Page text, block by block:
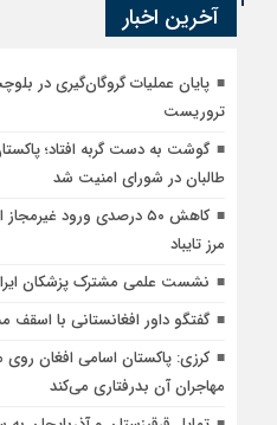
آخرین اخبار
تروریست
گوشت به دست گربه افتاد؛
طالبان در شورای امنیت شد
کاهش ۵۰ درصدی ورود
مرز تایباد
نشست علمی مشترک پزشکان
گفتگو داور افغانستانی با
کرزی: پاکستان اسامی افغان
مهاجران آن بدرفتاری می‌کند